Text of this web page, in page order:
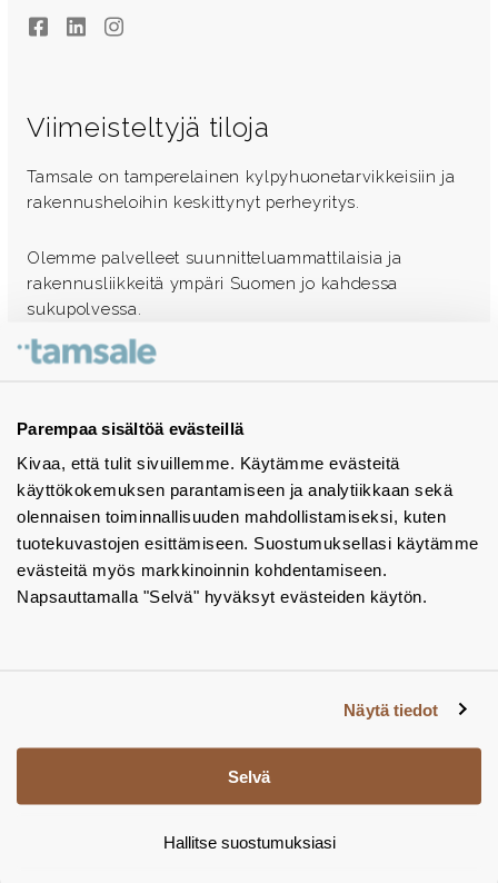
Parempaa sisältöä evästeillä
Kivaa, että tulit sivuillemme. Käytämme evästeitä
käyttökokemuksen parantamiseen ja analytiikkaan sekä
olennaisen toiminnallisuuden mahdollistamiseksi, kuten
tuotekuvastojen esittämiseen. Suostumuksellasi käytämme
evästeitä myös markkinoinnin kohdentamiseen.
Napsauttamalla "Selvä" hyväksyt evästeiden käytön.
Näytä tiedot
Selvä
Hallitse suostumuksiasi
FacebookLinkedInInstagram
Viimeisteltyjä tiloja
Tamsale on tamperelainen kylpyhuonetarvikkeisiin ja
rakennusheloihin keskittynyt perheyritys.
Olemme palvelleet suunnitteluammattilaisia ja
rakennusliikkeitä ympäri Suomen jo kahdessa
sukupolvessa.
Ota yhteyttä - autamme mielellämme
Tuotekuvastot
Instagram
BIM-objektit
Yhteystiedot
Tiedotteet